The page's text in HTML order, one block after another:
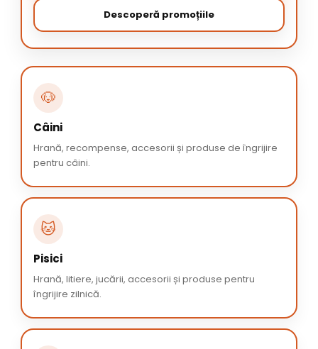
Descoperă promoțiile
🐶
Câini
Hrană, recompense, accesorii și produse de îngrijire
pentru câini.
🐱
Pisici
Hrană, litiere, jucării, accesorii și produse pentru
îngrijire zilnică.